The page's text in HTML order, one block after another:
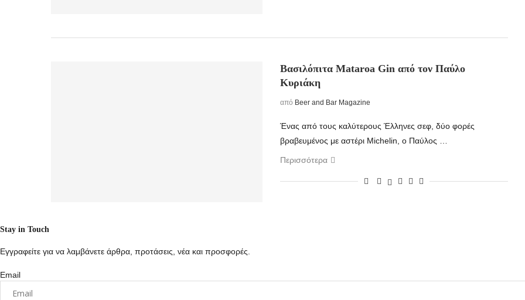
Βασιλόπιτα Mataroa Gin από τον Παύλο
Κυριάκη
από Beer and Bar Magazine
Ένας από τους καλύτερους Έλληνες σεφ, δύο φορές
βραβευμένος με αστέρι Michelin, ο Παύλος …
Περισσότερα
Stay in Touch
Εγγραφείτε για να λαμβάνετε άρθρα, προτάσεις, νέα και προσφορές.
Email